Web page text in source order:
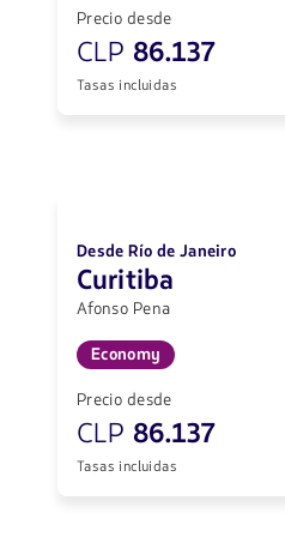
Precio desde
CLP 86.137
Tasas incluidas
Desde Río de Janeiro
Curitiba
Afonso Pena
Economy
Precio desde
CLP 86.137
Tasas incluidas